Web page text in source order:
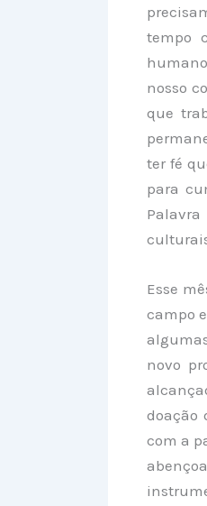
tempo
nosso
que
ter fé
para
Esse
campo
novo
doação
com a